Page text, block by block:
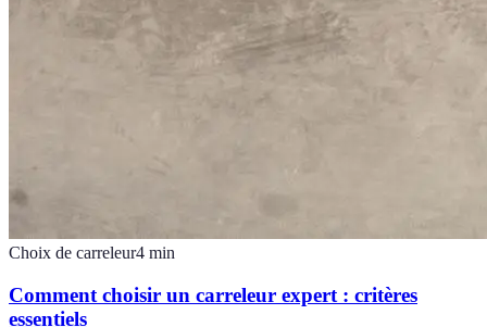
Choix de carreleur4 min
Comment choisir un carreleur expert : critères
essentiels